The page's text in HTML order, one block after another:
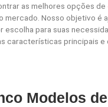
as melhores opções de
mercado. Nosso objetivo é
escolha para suas
características principais e
Modelos